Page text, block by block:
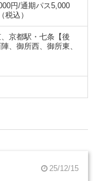
円/通期パス5,000
税込）
京都駅・七条【後
、御所西、御所東、
25/12/15